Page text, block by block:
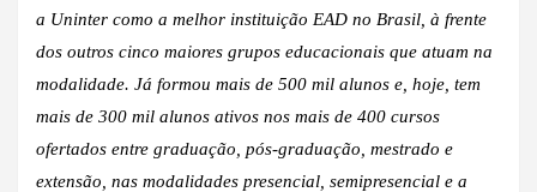
a Uninter como a melhor instituição EAD no Brasil, à frente
dos outros cinco maiores grupos educacionais que atuam na
modalidade. Já formou mais de 500 mil alunos e, hoje, tem
mais de 300 mil alunos ativos nos mais de 400 cursos
ofertados entre graduação, pós-graduação, mestrado e
extensão, nas modalidades presencial, semipresencial e a